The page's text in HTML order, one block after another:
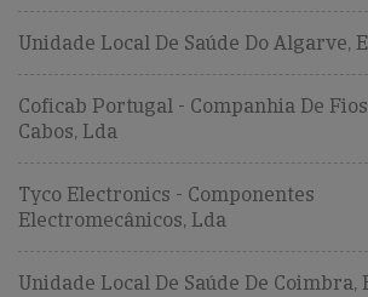
Unidade Local De Saúde Do Algarve,
Coficab Portugal - Companhia De
Cabos, Lda
Tyco Electronics - Componentes
Electromecânicos, Lda
Unidade Local De Saúde De Coimbra,